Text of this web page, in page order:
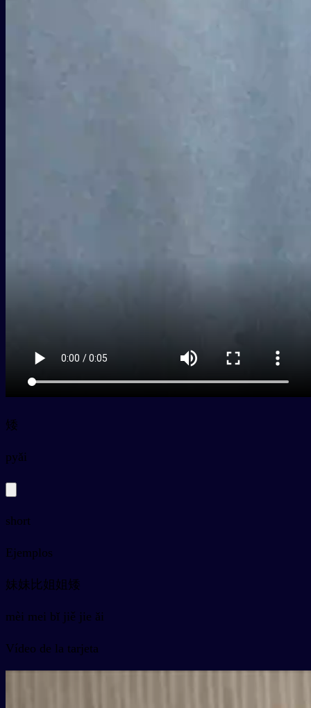
矮
pyǎi
short
Ejemplos
妹妹比姐姐矮
mèi mei bǐ jiě jie ǎi
Vídeo de la tarjeta